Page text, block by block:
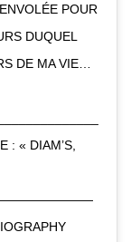
POUR
DUQUEL
DE MA VIE…
: « DIAM’S,